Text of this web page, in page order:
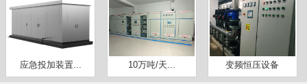
应急投加装置... 10万吨/天... 变频恒压设备